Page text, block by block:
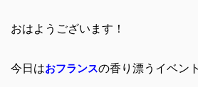
おはようございます！
今日はおフランスの香り漂うイベン